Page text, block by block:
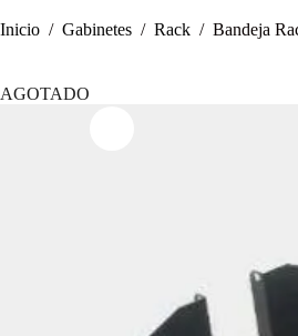
Inicio / Gabinetes / Rack / Bandeja
AGOTADO